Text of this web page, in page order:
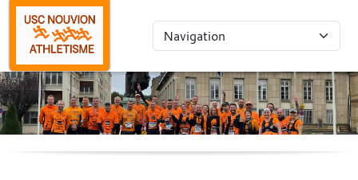
Panneau de gestion des cookies